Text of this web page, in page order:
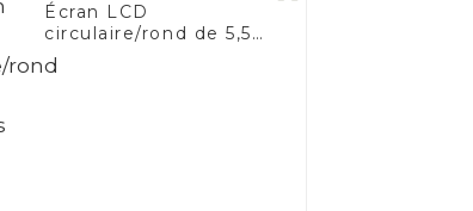
Écran LCD
circulaire/rond de 5,5
pouces